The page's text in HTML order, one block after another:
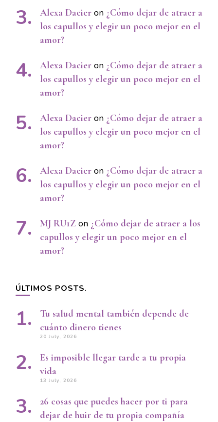
Alexa Dacier on ¿Cómo dejar de atraer a
los capullos y elegir un poco mejor en el
amor?
Alexa Dacier on ¿Cómo dejar de atraer a
los capullos y elegir un poco mejor en el
amor?
Alexa Dacier on ¿Cómo dejar de atraer a
los capullos y elegir un poco mejor en el
amor?
Alexa Dacier on ¿Cómo dejar de atraer a
los capullos y elegir un poco mejor en el
amor?
MJ RU1Z on ¿Cómo dejar de atraer a los
capullos y elegir un poco mejor en el
amor?
ÚLTIMOS POSTS.
Tu salud mental también depende de
cuánto dinero tienes
20 July, 2026
Es imposible llegar tarde a tu propia
vida
13 July, 2026
26 cosas que puedes hacer por ti para
dejar de huir de tu propia compañía